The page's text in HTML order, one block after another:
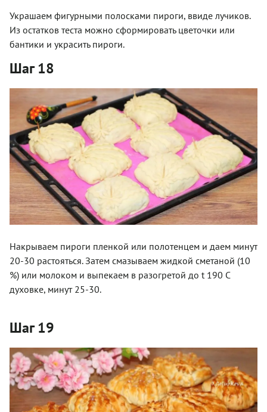
Украшаем фигурными полосками пироги, ввиде лучиков.
Из остатков теста можно сформировать цветочки или
бантики и украсить пироги.
Шаг 18
Накрываем пироги пленкой или полотенцем и даем минут
20-30 растояться. Затем смазываем жидкой сметаной (10
%) или молоком и выпекаем в разогретой до t 190 С
духовке, минут 25-30.
Шаг 19